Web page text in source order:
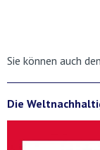
Sie können auch den
Die